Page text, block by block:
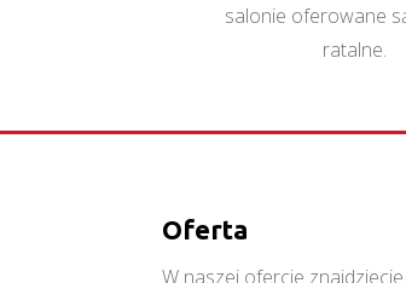
salonie oferowane
ratalne.
Oferta
W naszej ofercie